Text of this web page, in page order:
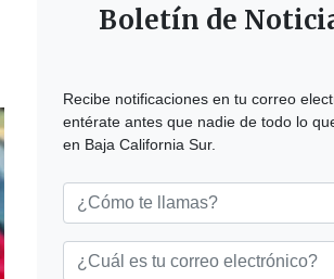
Boletín de
Recibe notificaciones en tu correo
entérate antes que nadie de todo lo
en Baja California Sur.